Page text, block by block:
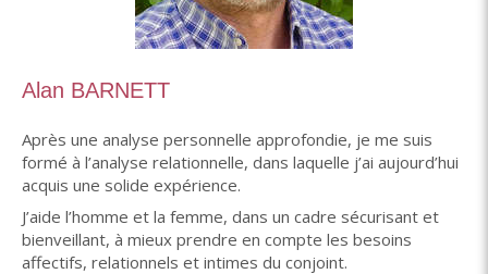
Alan BARNETT
Après une analyse personnelle approfondie, je me suis
formé à l’analyse relationnelle, dans laquelle j’ai aujourd’hui
acquis une solide expérience.
J’aide l’homme et la femme, dans un cadre sécurisant et
bienveillant, à mieux prendre en compte les besoins
affectifs, relationnels et intimes du conjoint.